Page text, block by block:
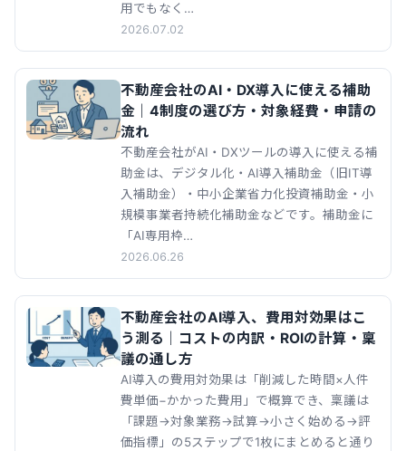
用でもなく…
2026.07.02
不動産会社のAI・DX導入に使える補助
金｜4制度の選び方・対象経費・申請の
流れ
不動産会社がAI・DXツールの導入に使える補
助金は、デジタル化・AI導入補助金（旧IT導
入補助金）・中小企業省力化投資補助金・小
規模事業者持続化補助金などです。補助金に
「AI専用枠…
2026.06.26
不動産会社のAI導入、費用対効果はこ
う測る｜コストの内訳・ROIの計算・稟
議の通し方
AI導入の費用対効果は「削減した時間×人件
費単価−かかった費用」で概算でき、稟議は
「課題→対象業務→試算→小さく始める→評
価指標」の5ステップで1枚にまとめると通り